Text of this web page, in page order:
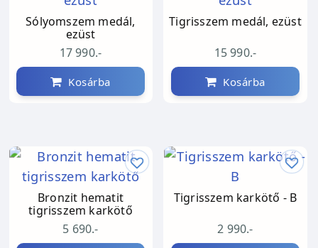
Sólyomszem medál,
ezüst
17 990.-
Kosárba
Bronzit hematit
tigrisszem karkötő
5 690.-
Tigrisszem medál, ezüst
15 990.-
Kosárba
Tigrisszem karkötő - B
2 990.-